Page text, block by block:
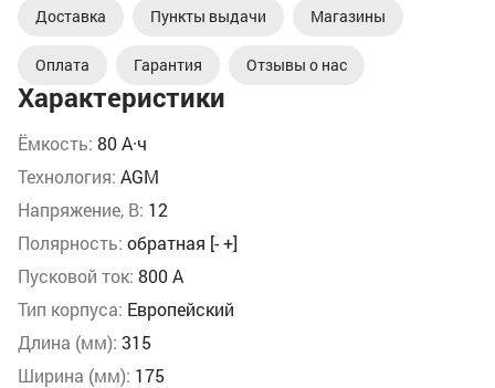
Характеристики
Ёмкость: 80 А·ч
Технология: AGM
Напряжение, В: 12
Полярность: обратная [- +]
Пусковой ток: 800 А
Тип корпуса: Европейский
Длина (мм): 315
Ширина (мм): 175
Доставка Пункты выдачи Магазины
Оплата Гарантия Отзывы о нас